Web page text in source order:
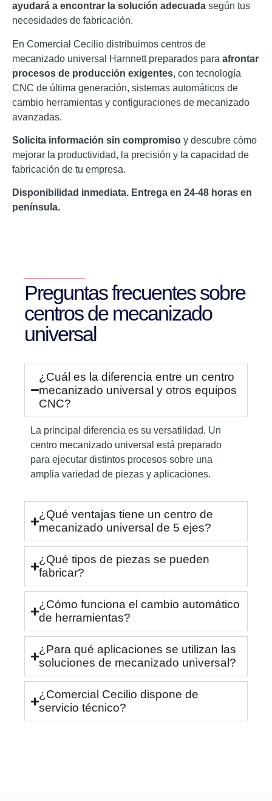
ayudará a encontrar la solución adecuada según tus
necesidades de fabricación.
En Comercial Cecilio distribuimos centros de
mecanizado universal Harnnett preparados para afrontar
procesos de producción exigentes, con tecnología
CNC de última generación, sistemas automáticos de
cambio herramientas y configuraciones de mecanizado
avanzadas.
Solicita información sin compromiso y descubre cómo
mejorar la productividad, la precisión y la capacidad de
fabricación de tu empresa.
Disponibilidad inmediata. Entrega en 24-48 horas en
península.
Preguntas frecuentes sobre
centros de mecanizado
universal
¿Cuál es la diferencia entre un centro
mecanizado universal y otros equipos
CNC?
La principal diferencia es su versatilidad. Un
centro mecanizado universal está preparado
para ejecutar distintos procesos sobre una
amplia variedad de piezas y aplicaciones.
¿Qué ventajas tiene un centro de
mecanizado universal de 5 ejes?
¿Qué tipos de piezas se pueden
fabricar?
¿Cómo funciona el cambio automático
de herramientas?
¿Para qué aplicaciones se utilizan las
soluciones de mecanizado universal?
¿Comercial Cecilio dispone de
servicio técnico?